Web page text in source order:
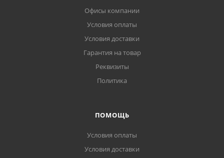
Офисы компании
Условия оплаты
Условия доставки
Гарантия на товар
Реквизиты
Политика
ПОМОЩЬ
Условия оплаты
Условия доставки